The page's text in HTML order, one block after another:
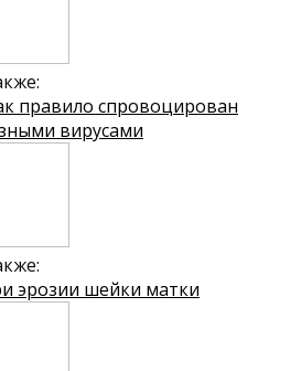
правило спровоцирован
вирусами
эрозии шейки матки